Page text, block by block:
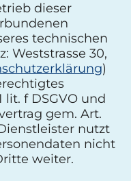
dieser
technischen
Weststrasse 30,
)
lit. f DSGVO und
gem. Art.
Dienstleister nutzt
nicht
weiter.